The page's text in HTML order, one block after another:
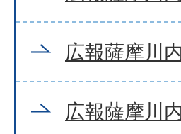
広報薩摩川
広報薩摩川